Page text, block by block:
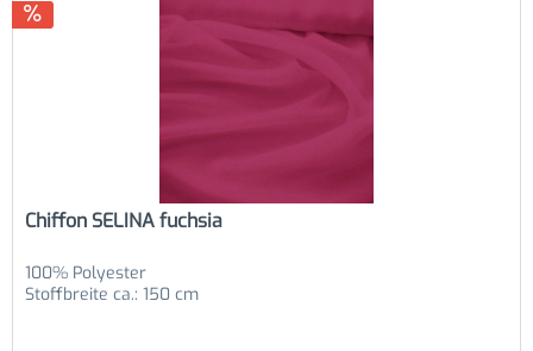
Chiffon SELINA fuchsia
100% Polyester
Stoffbreite ca.: 150 cm